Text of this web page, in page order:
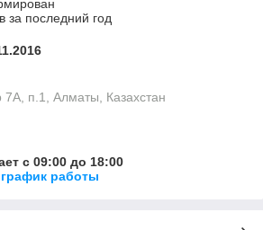
за последний год
7А, п.1, Алматы, Казахстан
с 09:00 до 18:00
работы